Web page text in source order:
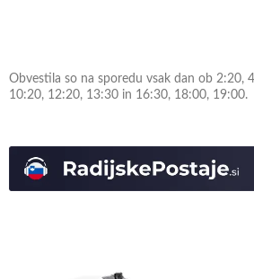
Obvestila so na sporedu vsak dan ob 2:20,
10:20, 12:20, 13:30 in 16:30, 18:00, 19:00.